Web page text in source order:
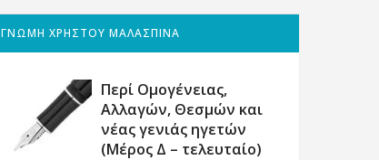
ΓΝΩΜΗ ΧΡΗΣΤΟΥ ΜΑΛΑΣΠΙΝΑ
Περί Ομογένειας,
Αλλαγών, Θεσμών και
νέας γενιάς ηγετών
(Μέρος Δ – τελευταίο)